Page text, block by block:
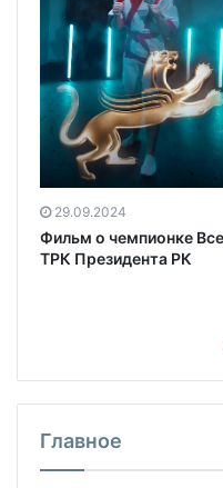
29.09.2024
Фильм о чемпионке
ТРК Президента РК
Главное